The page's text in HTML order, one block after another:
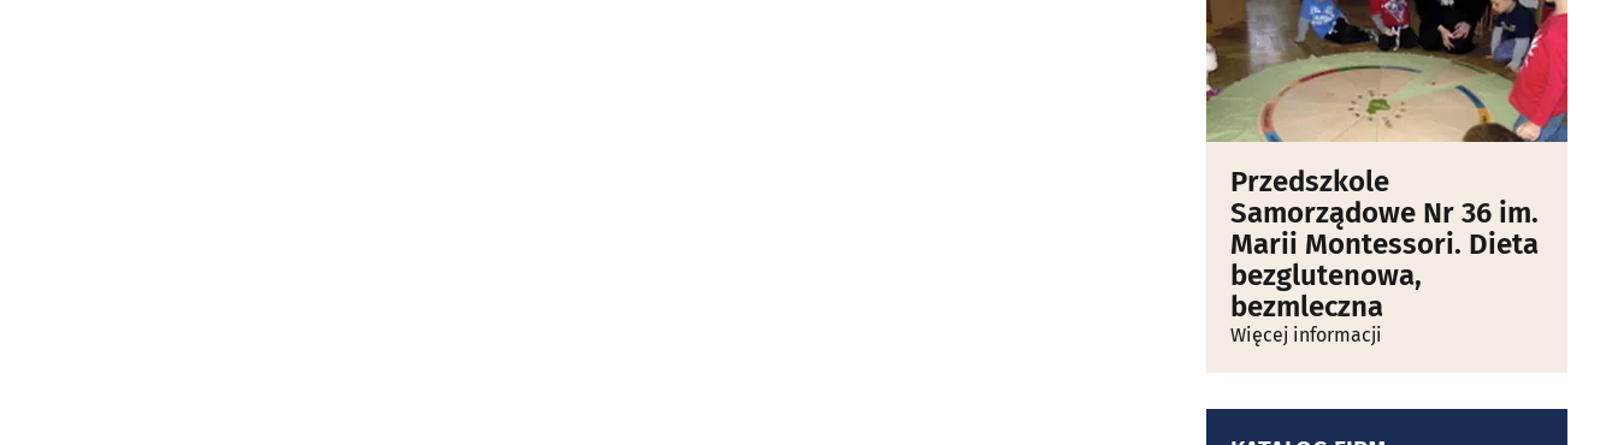
Przedszkole
Samorządowe Nr 36 im.
Marii Montessori. Dieta
bezglutenowa,
bezmleczna
Więcej informacji